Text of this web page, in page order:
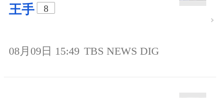
王手
8
08月09日 15:49 TBS NEWS DIG